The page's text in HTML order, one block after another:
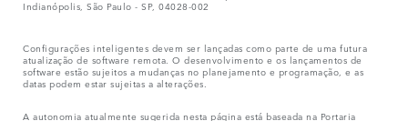
Indianópolis, São Paulo - SP, 04028-002
Configurações inteligentes devem ser lançadas como parte de uma futura
atualização de software remota. O desenvolvimento e os lançamentos de
software estão sujeitos a mudanças no planejamento e programação, e as
datas podem estar sujeitas a alterações.
A autonomia atualmente sugerida nesta página está baseada na Portaria